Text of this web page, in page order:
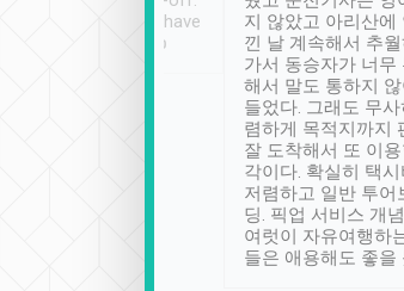
Definitely something I have
not seen elsewhere 👍
지 않았고 아리산에
낀 날 계속해서 추월
가서 동승자가 너무
해서 말도 통하지 않
들었다. 그래도 무사
렴하게 목적지까지
잘 도착해서 또 이
각이다. 확실히 택
저렴하고 일반 투어
딩. 픽업 서비스 개
여럿이 자유여행하
들은 애용해도 좋을